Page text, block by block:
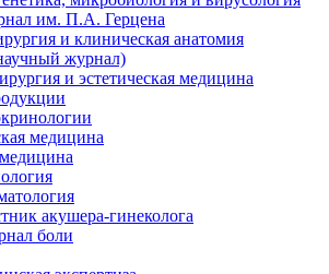
им. П.А. Герцена
и клиническая анатомия
журнал)
и эстетическая медицина
медицина
акушера-гинеколога
боли